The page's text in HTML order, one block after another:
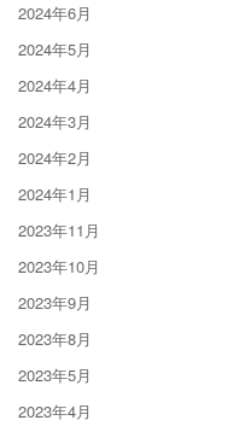
2024年6月
2024年5月
2024年4月
2024年3月
2024年2月
2024年1月
2023年11月
2023年10月
2023年9月
2023年8月
2023年5月
2023年4月